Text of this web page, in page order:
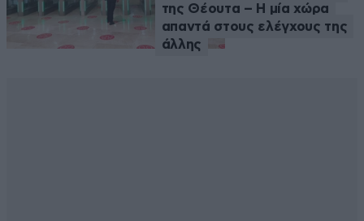
της Θέουτα – Η μία χώρα
απαντά στους ελέγχους της
άλλης